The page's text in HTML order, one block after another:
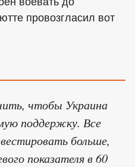
провозгласил вот
чтобы Украина
поддержку. Все
больше,
показателя в 60